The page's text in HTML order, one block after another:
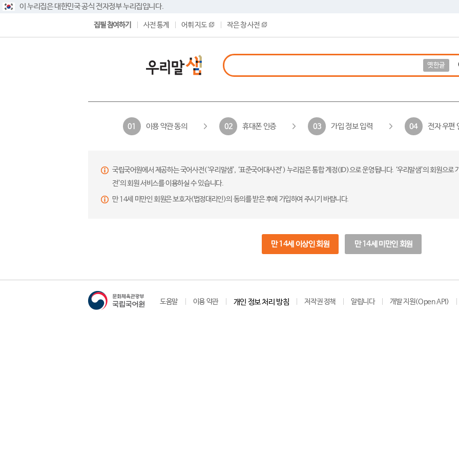
이 누리집은 대한민국 공식 전자정부 누리집입니다.
집필 참여하기 사전 통계 어휘 지도 작은 창 사전
옛한글
01 이용 약관 동의 02 휴대폰 인증 03 가입 정보 입력 04 전자 우편
국립국어원에서 제공하는 국어사전(‘우리말샘’, ‘표준국어대사전’) 누리집은 통합 계정(ID)으로 운영됩니다. ‘우리말샘’의 회원으
전’의 회원 서비스를 이용하실 수 있습니다.
만 14세 미만인 회원은 보호자(법정대리인)의 동의를 받은 후에 가입하여 주시기 바랍니다.
만 14세 이상인 회원 만 14세 미만인 회원
도움말 이용 약관 개인 정보 처리 방침 저작권 정책 알립니다 개발 지원(Open API)